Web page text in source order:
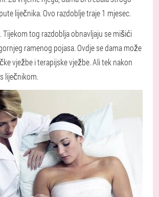
liječnika. Ovo razdoblje traje 1 mjesec.
Tijekom tog razdoblja obnavljaju se mišići
ramenog pojasa. Ovdje se dama može
vježbe i terapijske vježbe. Ali tek nakon
liječnikom.